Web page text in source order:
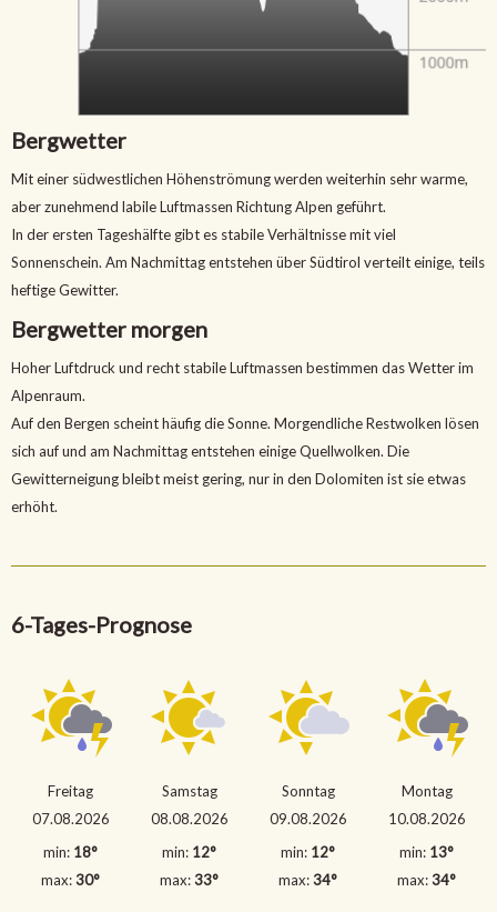
Bergwetter
Mit einer südwestlichen Höhenströmung werden weiterhin sehr warme,
aber zunehmend labile Luftmassen Richtung Alpen geführt.
In der ersten Tageshälfte gibt es stabile Verhältnisse mit viel
Sonnenschein. Am Nachmittag entstehen über Südtirol verteilt einige, teils
heftige Gewitter.
Bergwetter morgen
Hoher Luftdruck und recht stabile Luftmassen bestimmen das Wetter im
Alpenraum.
Auf den Bergen scheint häufig die Sonne. Morgendliche Restwolken lösen
sich auf und am Nachmittag entstehen einige Quellwolken. Die
Gewitterneigung bleibt meist gering, nur in den Dolomiten ist sie etwas
erhöht.
6-Tages-Prognose
Freitag
07.08.2026
min: 18°
max:30°
Samstag
08.08.2026
min: 12°
max:33°
Sonntag
09.08.2026
min: 12°
max:34°
Montag
10.08.2026
min: 13°
max:34°